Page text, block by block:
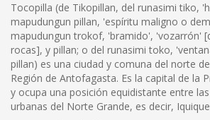
Tocopilla (de Tikopillan, del runasimi tiko,
mapudungun pillan, 'espíritu maligno o
mapudungun trokof, 'bramido', 'vozarrón'
rocas], y pillan; o del runasimi toko,
pillan) es una ciudad y comuna del norte
Región de Antofagasta. Es la capital de la
y ocupa una posición equidistante entre
urbanas del Norte Grande, es decir,